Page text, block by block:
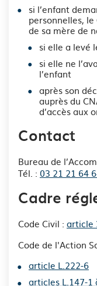
si l’enfant
personnelles,
de sa mère de
si elle a levé
si elle ne
l’enfant
après son
auprès du
d’accès aux
Contact
Bureau de
Tél. : 03 21 21 64
Cadre
Code Civil : article
Code de l'Action
article L.222-6
articles L.147-1